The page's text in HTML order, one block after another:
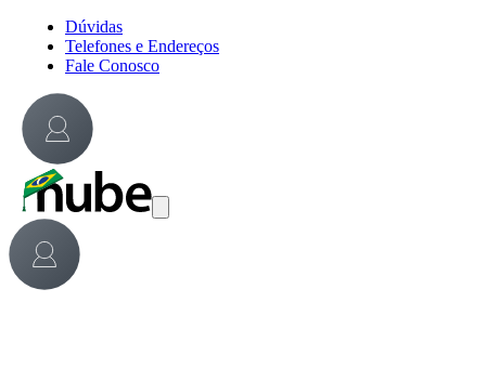
Dúvidas
Telefones e Endereços
Fale Conosco